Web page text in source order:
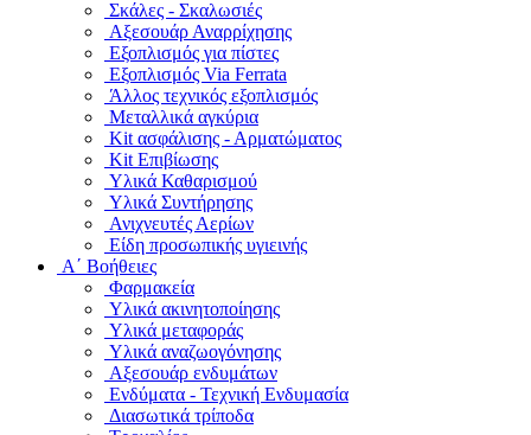
Σκάλες - Σκαλωσιές
Αξεσουάρ Αναρρίχησης
Εξοπλισμός για πίστες
Εξοπλισμός Via Ferrata
Άλλος τεχνικός εξοπλισμός
Μεταλλικά αγκύρια
Kit ασφάλισης - Αρματώματος
Kit Επιβίωσης
Υλικά Καθαρισμού
Υλικά Συντήρησης
Ανιχνευτές Αερίων
Είδη προσωπικής υγιεινής
Α΄ Βοήθειες
Φαρμακεία
Υλικά ακινητοποίησης
Υλικά μεταφοράς
Υλικά αναζωογόνησης
Αξεσουάρ ενδυμάτων
Ενδύματα - Τεχνική Ενδυμασία
Διασωτικά τρίποδα